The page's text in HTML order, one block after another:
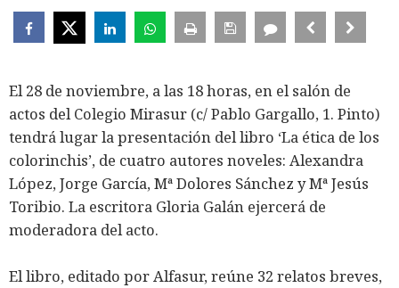
El 28 de noviembre, a las 18 horas, en el salón de
actos del Colegio Mirasur (c/ Pablo Gargallo, 1. Pinto)
tendrá lugar la presentación del libro ‘La ética de los
colorinchis’, de cuatro autores noveles: Alexandra
López, Jorge García, Mª Dolores Sánchez y Mª Jesús
Toribio. La escritora Gloria Galán ejercerá de
moderadora del acto.
El libro, editado por Alfasur, reúne 32 relatos breves,